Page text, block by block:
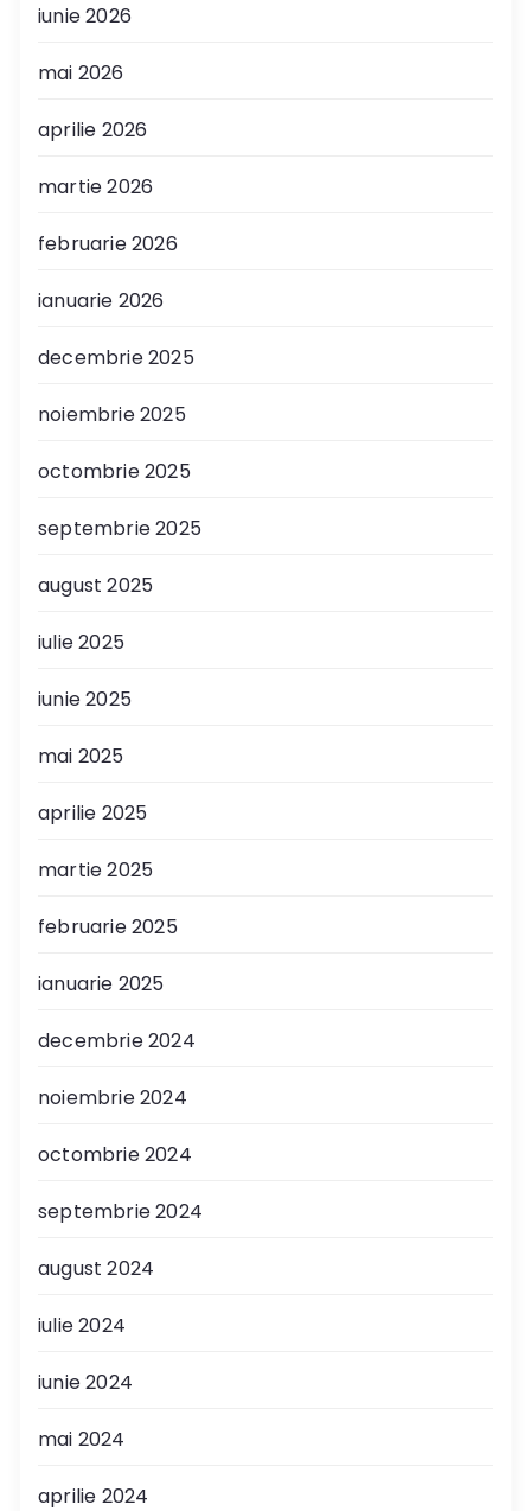
iunie 2026
mai 2026
aprilie 2026
martie 2026
februarie 2026
ianuarie 2026
decembrie 2025
noiembrie 2025
octombrie 2025
septembrie 2025
august 2025
iulie 2025
iunie 2025
mai 2025
aprilie 2025
martie 2025
februarie 2025
ianuarie 2025
decembrie 2024
noiembrie 2024
octombrie 2024
septembrie 2024
august 2024
iulie 2024
iunie 2024
mai 2024
aprilie 2024